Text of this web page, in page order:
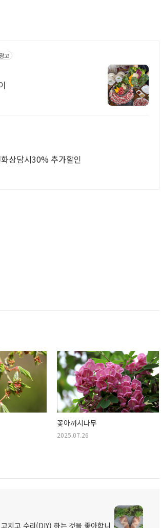
고
상담시30% 추가할인
꽃아까시나무
2025.07.26
치고 수리(DIY) 하는 것을 좋아합니